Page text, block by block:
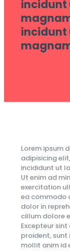
incidunt
incidunt
Lorem ipsum
adipisicing
incididunt ut
Ut enim ad
exercitation
ea commodo
dolor in
cillum dolore
Excepteur
proident,
mollit anim id